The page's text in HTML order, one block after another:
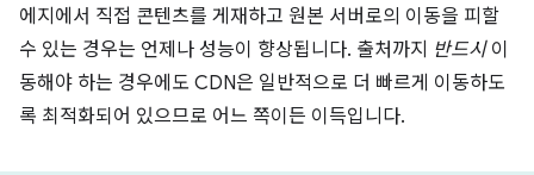
에지에서 직접 콘텐츠를 게재하고 원본 서버로의 이동을 피할
수 있는 경우는 언제나 성능이 향상됩니다. 출처까지 반드시이
동해야 하는 경우에도 CDN은 일반적으로 더 빠르게 이동하도
록 최적화되어 있으므로 어느 쪽이든 이득입니다.